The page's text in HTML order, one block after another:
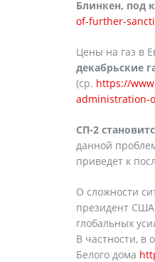
Блинкен, под
of-further-
Цены на газ в
декабрьские
(ср. https://
administration-
СП-2
данной
приведет к
О сложности
президент США
глобальных
В частности, в
Белого дома